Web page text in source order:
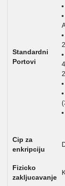
Standardni
Portovi
Cip za
enkripciju
Fizicko
zakljucavanje